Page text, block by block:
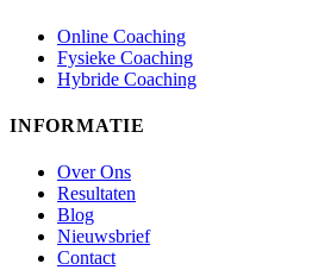
Online Coaching
Fysieke Coaching
Hybride Coaching
INFORMATIE
Over Ons
Resultaten
Blog
Nieuwsbrief
Contact